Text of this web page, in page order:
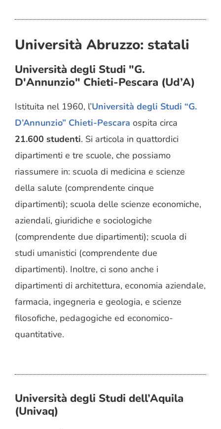
Università Abruzzo: statali
Università degli Studi "G.
D'Annunzio" Chieti-Pescara (Ud’A)
Istituita nel 1960, l’Università degli Studi “G.
D’Annunzio” Chieti-Pescara ospita circa
21.600 studenti. Si articola in quattordici
dipartimenti e tre scuole, che possiamo
riassumere in: scuola di medicina e scienze
della salute (comprendente cinque
dipartimenti); scuola delle scienze economiche,
aziendali, giuridiche e sociologiche
(comprendente due dipartimenti); scuola di
studi umanistici (comprendente due
dipartimenti). Inoltre, ci sono anche i
dipartimenti di architettura, economia aziendale,
farmacia, ingegneria e geologia, e scienze
filosofiche, pedagogiche ed economico-
quantitative.
Università degli Studi dell’Aquila
(Univaq)